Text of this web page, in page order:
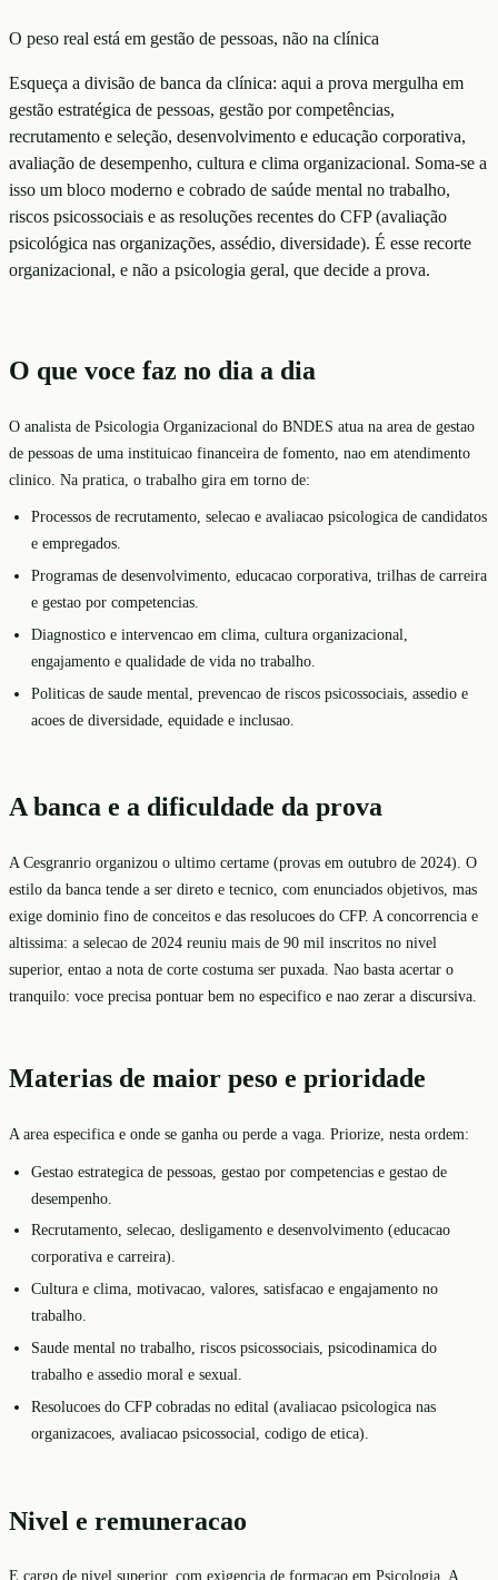
O peso real está em gestão de pessoas, não na clínica
Esqueça a divisão de banca da clínica: aqui a prova mergulha em
gestão estratégica de pessoas, gestão por competências,
recrutamento e seleção, desenvolvimento e educação corporativa,
avaliação de desempenho, cultura e clima organizacional. Soma-se a
isso um bloco moderno e cobrado de saúde mental no trabalho,
riscos psicossociais e as resoluções recentes do CFP (avaliação
psicológica nas organizações, assédio, diversidade). É esse recorte
organizacional, e não a psicologia geral, que decide a prova.
O que voce faz no dia a dia
O analista de Psicologia Organizacional do BNDES atua na area de gestao
de pessoas de uma instituicao financeira de fomento, nao em atendimento
clinico. Na pratica, o trabalho gira em torno de:
Processos de recrutamento, selecao e avaliacao psicologica de candidatos
e empregados.
Programas de desenvolvimento, educacao corporativa, trilhas de carreira
e gestao por competencias.
Diagnostico e intervencao em clima, cultura organizacional,
engajamento e qualidade de vida no trabalho.
Politicas de saude mental, prevencao de riscos psicossociais, assedio e
acoes de diversidade, equidade e inclusao.
A banca e a dificuldade da prova
A Cesgranrio organizou o ultimo certame (provas em outubro de 2024). O
estilo da banca tende a ser direto e tecnico, com enunciados objetivos, mas
exige dominio fino de conceitos e das resolucoes do CFP. A concorrencia e
altissima: a selecao de 2024 reuniu mais de 90 mil inscritos no nivel
superior, entao a nota de corte costuma ser puxada. Nao basta acertar o
tranquilo: voce precisa pontuar bem no especifico e nao zerar a discursiva.
Materias de maior peso e prioridade
A area especifica e onde se ganha ou perde a vaga. Priorize, nesta ordem:
Gestao estrategica de pessoas, gestao por competencias e gestao de
desempenho.
Recrutamento, selecao, desligamento e desenvolvimento (educacao
corporativa e carreira).
Cultura e clima, motivacao, valores, satisfacao e engajamento no
trabalho.
Saude mental no trabalho, riscos psicossociais, psicodinamica do
trabalho e assedio moral e sexual.
Resolucoes do CFP cobradas no edital (avaliacao psicologica nas
organizacoes, avaliacao psicossocial, codigo de etica).
Nivel e remuneracao
E cargo de nivel superior, com exigencia de formacao em Psicologia. A